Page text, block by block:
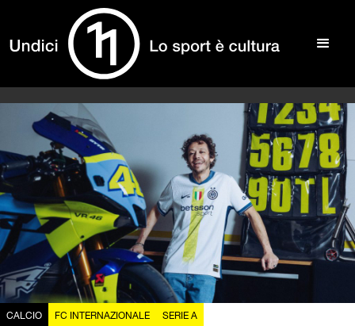
CALCIO FC INTERNAZIONALE SERIE A